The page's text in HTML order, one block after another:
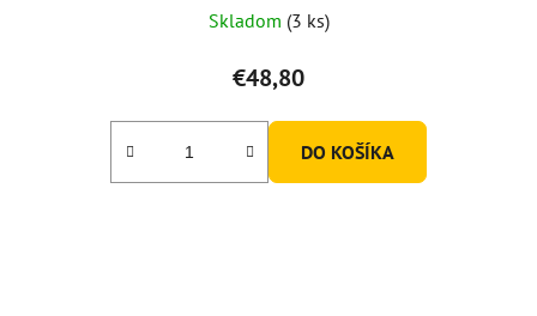
Skladom (3 ks)
€48,80
DO KOŠÍKA